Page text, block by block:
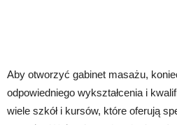
Aby otworzyć gabinet masażu,
odpowiedniego wykształcenia i
wiele szkół i kursów, które oferują